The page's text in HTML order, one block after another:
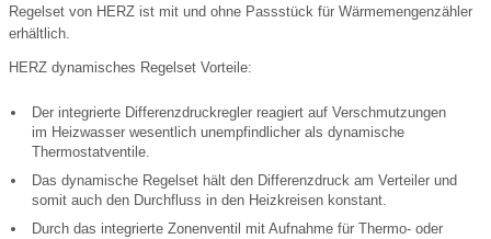
Regelset von HERZ ist mit und ohne Passstück für Wärmemengenzähler
erhältlich.
HERZ dynamisches Regelset Vorteile:
Der integrierte Differenzdruckregler reagiert auf Verschmutzungen
im Heizwasser wesentlich unempfindlicher als dynamische
Thermostatventile.
Das dynamische Regelset hält den Differenzdruck am Verteiler und
somit auch den Durchfluss in den Heizkreisen konstant.
Durch das integrierte Zonenventil mit Aufnahme für Thermo- oder